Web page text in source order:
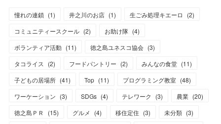
憧れの連鎖 (1) 井之川のお店 (1) 生ごみ処理キエーロ (2)
コミュニティースクール (2) お助け隊 (4)
ボランティア活動 (11) 徳之島ユネスコ協会 (3)
タコライス
(2) フードパントリー (2) みんなの食堂 (11)
子どもの居場所 (41) Top (11) プログラミング教室 (48)
ワーケーション (3) SDGs (4) テレワーク (3) 農業 (20)
徳之島ＰＲ
(15) グルメ (4) 移住定住 (3) 未分類 (3)